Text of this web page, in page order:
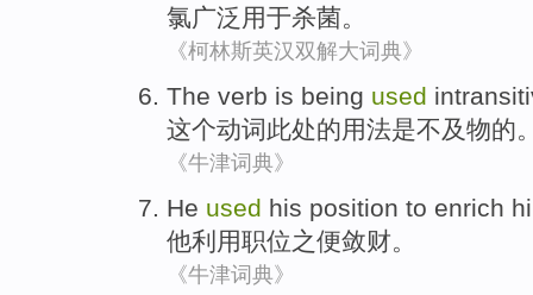
氯广泛 用于杀菌。
《柯林斯英汉双解大词典》
The verb is being used
这个动词此处的用法是不及物的
《牛津词典》
He used his position to enrich
他利用职位之便敛财。
《牛津词典》